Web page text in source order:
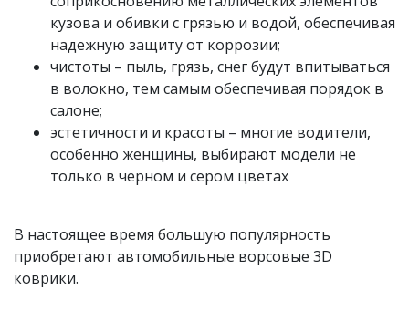
кузова и обивки с грязью и водой, обеспечивая
надежную защиту от коррозии;
чистоты – пыль, грязь, снег будут впитываться
в волокно, тем самым обеспечивая порядок в
салоне;
эстетичности и красоты – многие водители,
особенно женщины, выбирают модели не
только в черном и сером цветах
В настоящее время большую популярность
приобретают автомобильные ворсовые 3D
коврики.